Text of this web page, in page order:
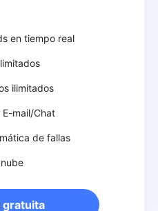
en tiempo real
ilimitados
mail/Chat
de fallas
gratuita